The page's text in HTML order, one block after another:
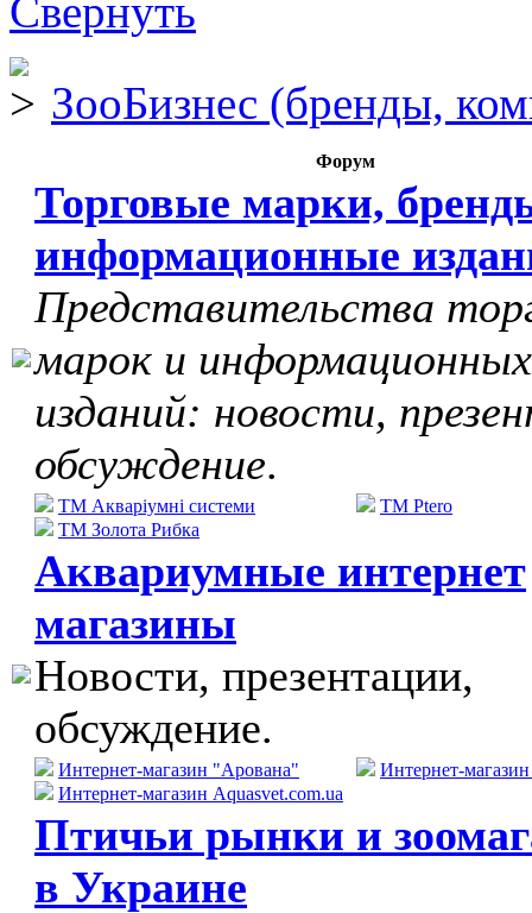
ЗооБизнес (бренды,
Форум
Торговые марки,
информационные
Представительства
марок и информационных
изданий: новости,
обсуждение.
ТМ Акваріумні системи
ТМ Золота Рибка
TM Ptero
Аквариумные интернет
магазины
Новости, презентации,
обсуждение.
Интернет-магазин "Арована"
Интернет-магазин Aquasvet.com.ua
Интернет-
Птичьи рынки и
в Украине